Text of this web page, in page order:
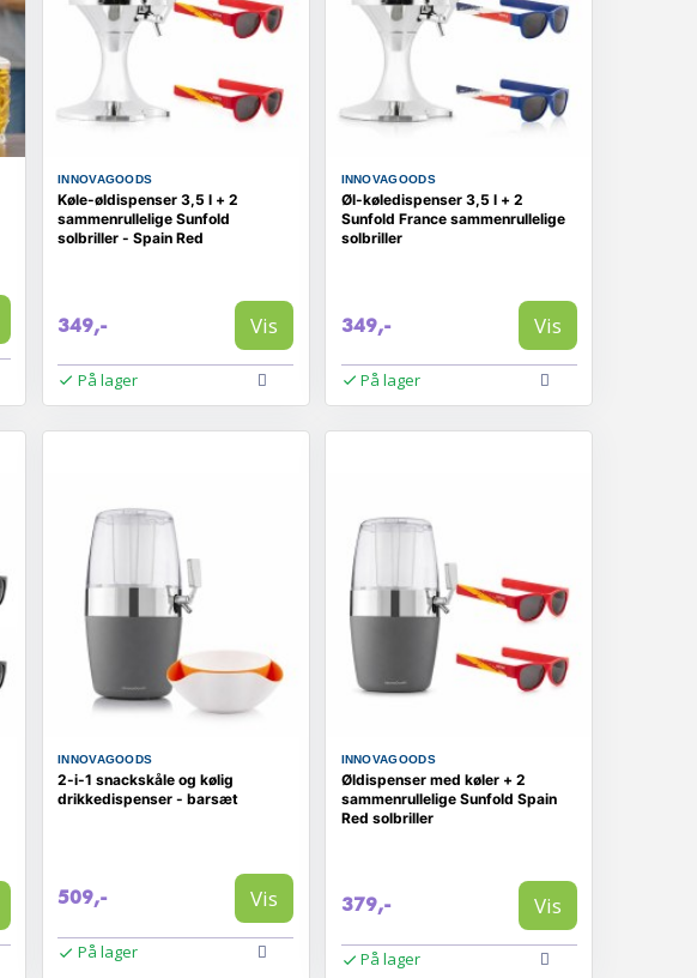
INNOVAGOODS
Køle-øldispenser 3,5 l + 2
sammenrullelige Sunfold
solbriller - Spain Red
349,- Vis
På lager
INNOVAGOODS
Øl-køledispenser 3,5 l + 2
Sunfold France sammenrullelige
solbriller
349,- Vis
På lager
INNOVAGOODS
2-i-1 snackskåle og kølig
drikkedispenser - barsæt
509,- Vis
På lager
INNOVAGOODS
Øldispenser med køler + 2
sammenrullelige Sunfold Spain
Red solbriller
379,- Vis
På lager